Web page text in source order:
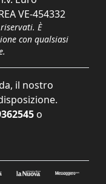
VE-454332
È
con qualsiasi
il nostro
o